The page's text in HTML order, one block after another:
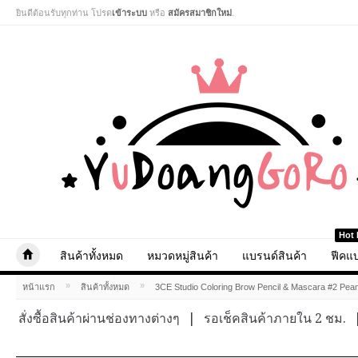
ยินดีต้อนรับทุกท่าน โปรดเข้าระบบ หรือ สมัครสมาชิกใหม่
สินค้าทั้งหมด หมวดหมู่สินค้า แบรนด์สินค้า
Hot
ฟีคแ
หน้าแรก » สินค้าทั้งหมด » 3CE Studio Coloring Brow Pencil & Mascara #2
สั่งซื้อสินค้าผ่านช่องทางต่างๆ รอเช็คสินค้าภายใน 2 ชม.